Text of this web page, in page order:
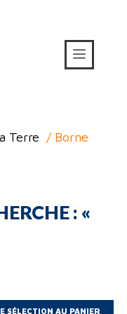
Terre / Borne
: «